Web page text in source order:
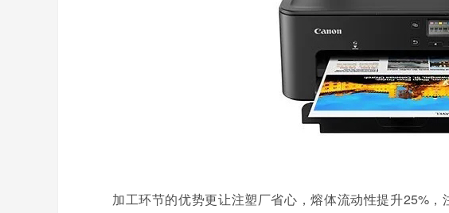
加工环节的优势更让注塑厂省心，熔体流动性提升25%，